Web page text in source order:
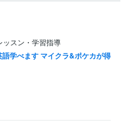
ッスン・学習指導
学べます マイクラ&ポケカが得